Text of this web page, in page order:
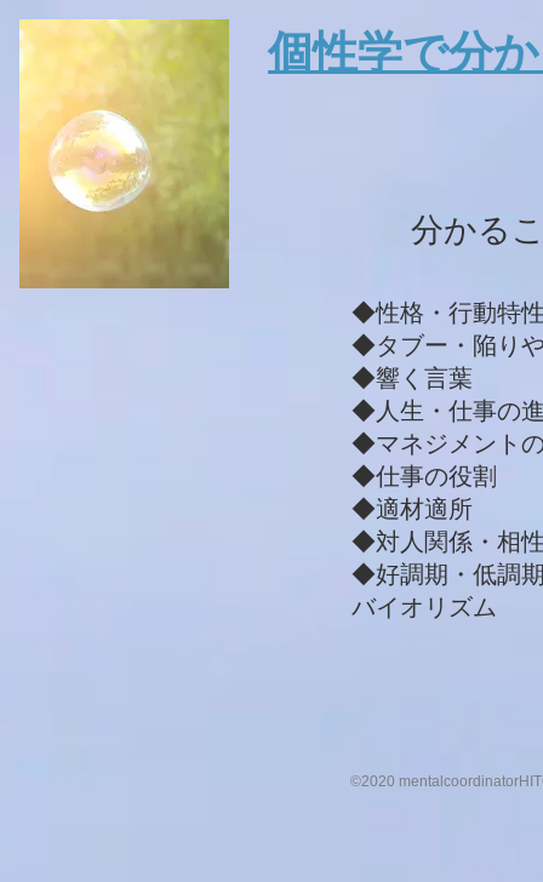
個性学で分
◆性格・行動特
◆タブー・陥り
◆響く言葉
◆人生・仕事の
◆マネジメント
◆仕事の役割
◆適材適所
◆対人関係・相
◆好調期・低調
バイオリズム
分かる
©2020